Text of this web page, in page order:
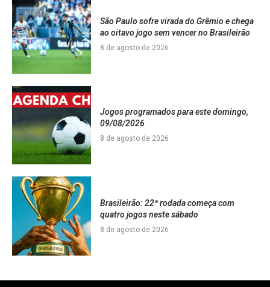
São Paulo sofre virada do Grêmio e chega
ao oitavo jogo sem vencer no Brasileirão
8 de agosto de 2026
Jogos programados para este domingo,
09/08/2026
8 de agosto de 2026
Brasileirão: 22ª rodada começa com
quatro jogos neste sábado
8 de agosto de 2026